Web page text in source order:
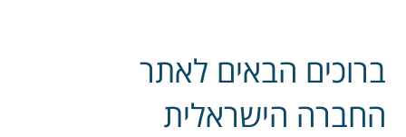
ההסתדרות הרפואית בישראל - החברה לחקר, מניעה
וטיפול בטרשת עורקים
ברוכים הבאים לאתר
החברה הישראלית